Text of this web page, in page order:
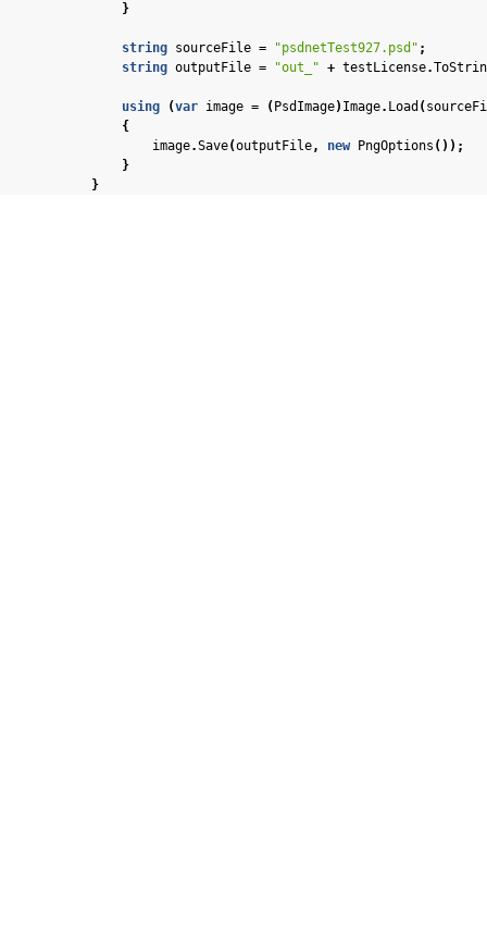
}
string sourceFile = "psdnetTest927.psd" ;
string outputFile = "out_" + testLicense.
using (var image = ( PsdImage) Image. Load (
{
image.Save(outputFile, new PngOptions ());
}
}